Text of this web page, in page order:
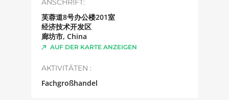
ANSCHRIFT:
芙蓉道8号办公楼201室
经济技术开发区
廊坊市, China
AUF DER KARTE ANZEIGEN
AKTIVITÄTEN :
Fachgroßhandel